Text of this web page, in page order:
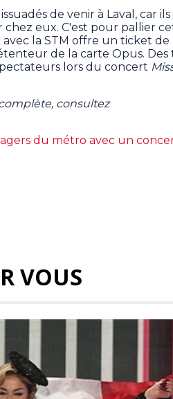
de venir à Laval, car
eux. C'est pour pallier
la STM offre un ticket
de la carte Opus. Des
lors du concert
consultez
du métro avec un
VOUS